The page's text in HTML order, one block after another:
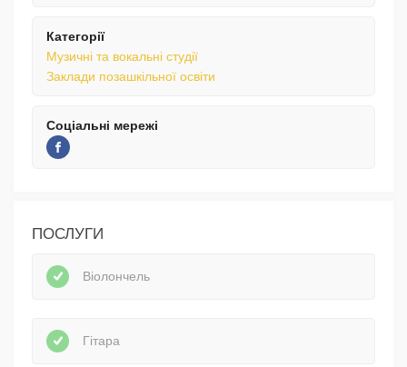
Категорії
Музичні та вокальні студії
Заклади позашкільної освіти
Соціальні мережі
ПОСЛУГИ
Віолончель
Гітара